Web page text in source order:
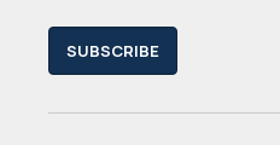
SUBSCRIBE